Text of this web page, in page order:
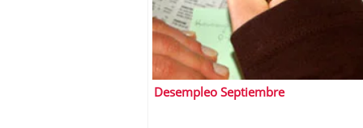
Desempleo Septiembre